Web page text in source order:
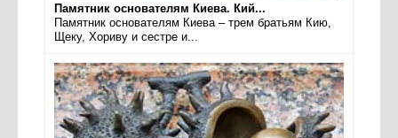
Памятник основателям Киева. Кий...
Памятник основателям Киева – трем братьям Кию,
Щеку, Хориву и сестре и...